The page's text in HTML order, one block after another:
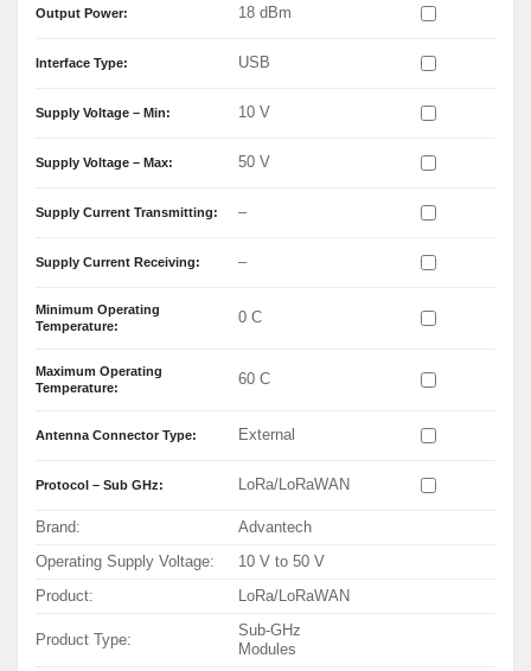
Output Power: 18 dBm
Interface Type: USB
Supply Voltage – Min: 10 V
Supply Voltage – Max: 50 V
Supply Current Transmitting: –
Supply Current Receiving: –
Minimum Operating
Temperature:
0 C
Maximum Operating
Temperature:
60 C
Antenna Connector Type: External
Protocol – Sub GHz: LoRa/LoRaWAN
Brand: Advantech
Operating Supply Voltage: 10 V to 50 V
Product: LoRa/LoRaWAN
Product Type:
Sub-GHz
Modules